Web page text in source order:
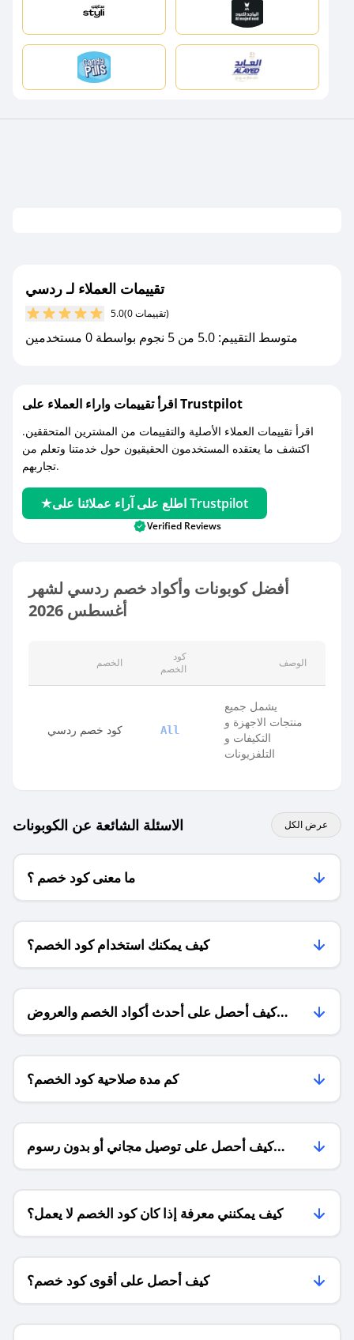
تقييمات العملاء لـ ردسي
5.0 (0 تقييمات)
متوسط التقييم: 5.0 من 5 نجوم بواسطة 0 مستخدمين
اقرأ تقييمات واراء العملاء على Trustpilot
اقرأ تقييمات العملاء الأصلية والتقييمات من المشترين المتحققين.
اكتشف ما يعتقده المستخدمون الحقيقيون حول خدمتنا وتعلم من
تجاربهم.
اطلع على آراء عملائنا على Trustpilot
Verified Reviews
أفضل كوبونات وأكواد خصم ردسي لشهر
أغسطس 2026
الخصم
كود
الخصم
الوصف
كود خصم ردسي All
يشمل جميع
منتجات الاجهزة و
التكيفات و
التلفزيونات
الاسئلة الشائعة عن الكوبونات عرض الكل
ما معنى كود خصم ؟
كيف يمكنك استخدام كود الخصم؟
كيف أحصل على أحدث أكواد الخصم والعروض
للمتاجر؟
كم مدة صلاحية كود الخصم؟
كيف أحصل على توصيل مجاني أو بدون رسوم
الشحن ؟
كيف يمكنني معرفة إذا كان كود الخصم لا يعمل؟
كيف أحصل على أقوى كود خصم؟